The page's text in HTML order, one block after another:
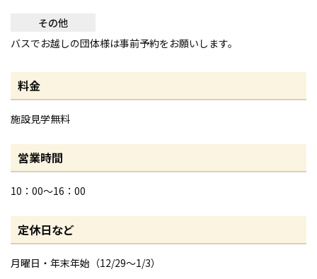
その他
バスでお越しの団体様は事前予約をお願いします。
料金
施設見学無料
営業時間
10：00～16：00
定休日など
月曜日・年末年始（12/29～1/3）